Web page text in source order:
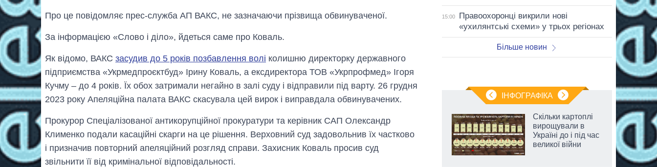
Про це повідомляє прес-служба АП ВАКС, не зазначаючи прізвища обвинуваченої.
За інформацією «Слово і діло», йдеться саме про Коваль.
Як відомо, ВАКС засудив до 5 років позбавлення волі колишню директорку державного
підприємства «Укрмедпроєктбуд» Ірину Коваль, а ексдиректора ТОВ «Укрпрофмед» Ігоря
Кучму – до 4 років. Їх обох затримали негайно в залі суду і відправили під варту. 26 грудня
2023 року Апеляційна палата ВАКС скасувала цей вирок і виправдала обвинувачених.
Прокурор Спеціалізованої антикорупційної прокуратури та керівник САП Олександр
Клименко подали касаційні скарги на це рішення. Верховний суд задовольнив їх частково
і призначив повторний апеляційний розгляд справи. Захисник Коваль просив суд
звільнити її від кримінальної відповідальності.
15:00
Правоохоронці викрили нові
«ухилянтські схеми» у трьох регіонах
Більше новин
ІНФОГРАФІКА
років: хто і як
довго обіймав
посаду керівника
СЗР
Скільки картоплі
вирощували в
Україні до і під час
великої війни